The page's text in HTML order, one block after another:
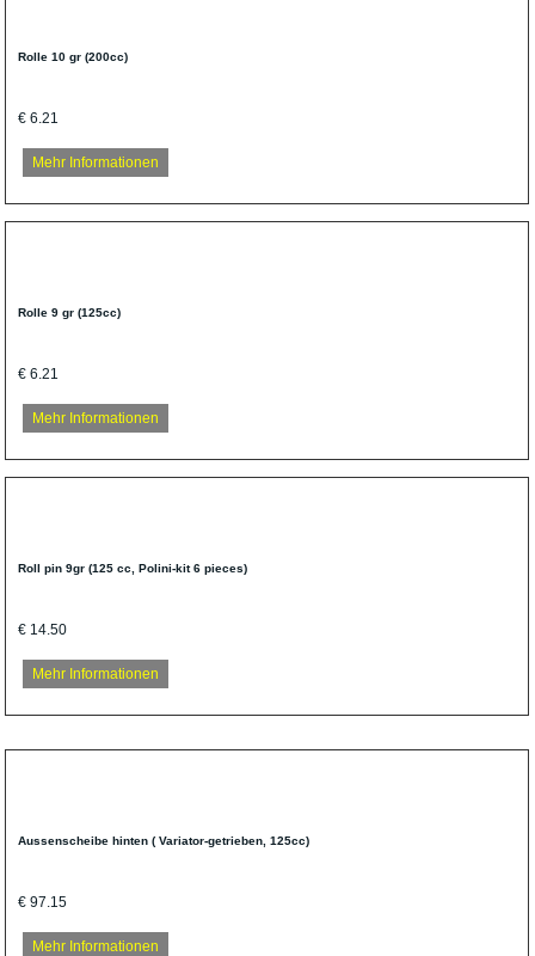
Rolle 10 gr (200cc)
€ 6.21
Mehr Informationen
Rolle 9 gr (125cc)
€ 6.21
Mehr Informationen
Roll pin 9gr (125 cc, Polini-kit 6 pieces)
€ 14.50
Mehr Informationen
Aussenscheibe hinten ( Variator-getrieben, 125cc)
€ 97.15
Mehr Informationen